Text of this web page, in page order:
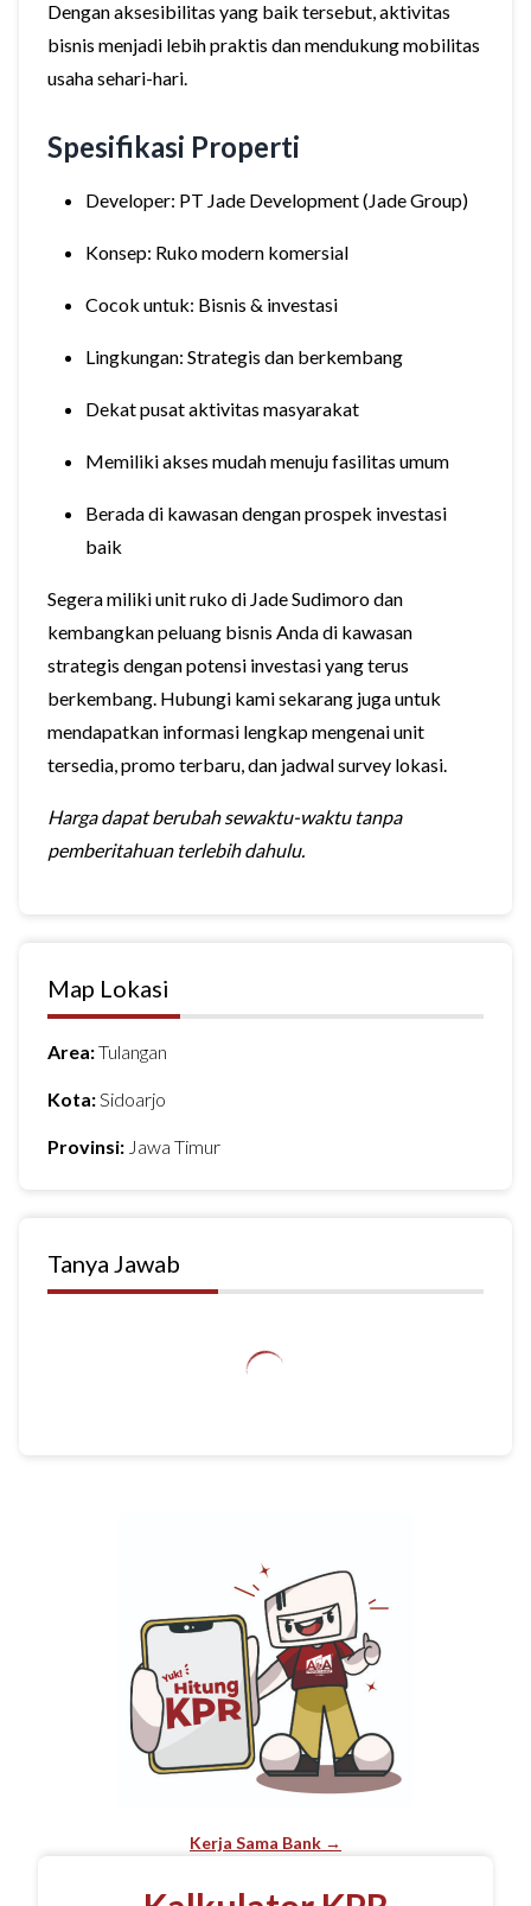
Kerja Sama Bank →
Dengan aksesibilitas yang baik tersebut, aktivitas
bisnis menjadi lebih praktis dan mendukung mobilitas
usaha sehari-hari.
Spesifikasi Properti
Developer: PT Jade Development (Jade Group)
Konsep: Ruko modern komersial
Cocok untuk: Bisnis & investasi
Lingkungan: Strategis dan berkembang
Dekat pusat aktivitas masyarakat
Memiliki akses mudah menuju fasilitas umum
Berada di kawasan dengan prospek investasi
baik
Segera miliki unit ruko di Jade Sudimoro dan
kembangkan peluang bisnis Anda di kawasan
strategis dengan potensi investasi yang terus
berkembang. Hubungi kami sekarang juga untuk
mendapatkan informasi lengkap mengenai unit
tersedia, promo terbaru, dan jadwal survey lokasi.
Harga dapat berubah sewaktu-waktu tanpa
pemberitahuan terlebih dahulu.
Map Lokasi
Area:Tulangan
Kota:Sidoarjo
Provinsi: Jawa Timur
Tanya Jawab